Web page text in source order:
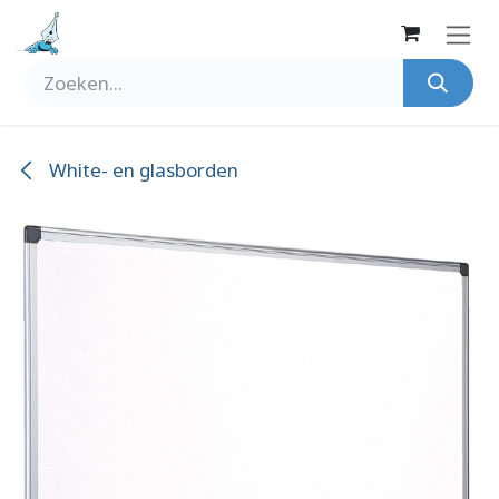
Overslaan naar inhoud
White- en glasborden